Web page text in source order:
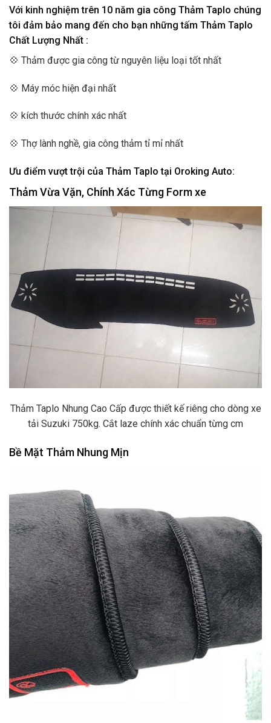
Với kinh nghiệm trên 10 năm gia công Thảm Taplo chúng
tôi đảm bảo mang đến cho bạn những tấm Thảm Taplo
Chất Lượng Nhất :
💠 Thảm được gia công từ nguyên liệu loại tốt nhất
💠 Máy móc hiện đại nhất
💠 kích thước chính xác nhất
💠 Thợ lành nghề, gia công thảm tỉ mỉ nhất
Ưu điểm vượt trội của Thảm Taplo tại Oroking Auto:
Thảm Vừa Vặn, Chính Xác Từng Form xe
Thảm Taplo Nhung Cao Cấp được thiết kế riêng cho dòng xe
tải Suzuki 750kg. Cắt laze chính xác chuẩn từng cm
Bề Mặt Thảm Nhung Mịn